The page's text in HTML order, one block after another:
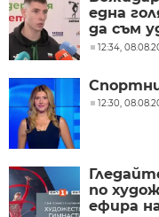
една
да съм
12:34,
Спортни
12:30,
по
ефира